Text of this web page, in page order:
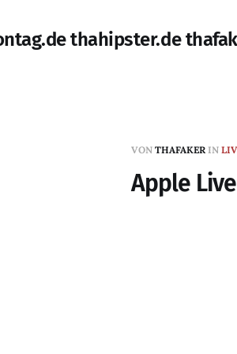
thahipster.de
VON THAFAKER IN
Apple